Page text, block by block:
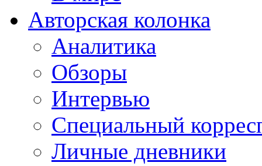
Авторская колонка
Аналитика
Обзоры
Интервью
Специальный
Личные дневники